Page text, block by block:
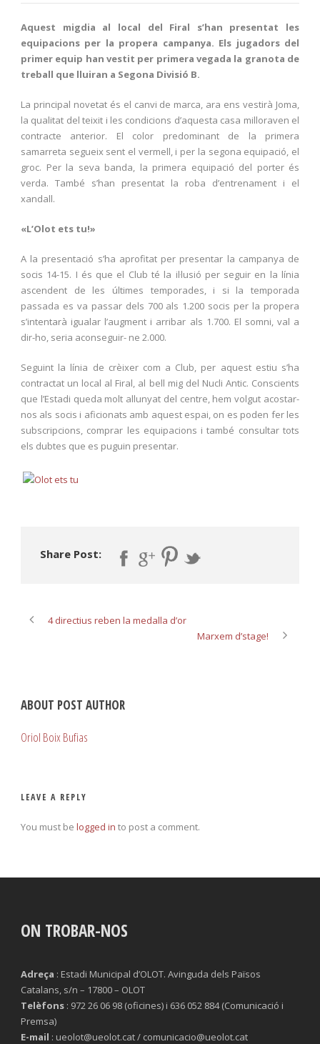
Aquest migdia al local del Firal s’han presentat les
equipacions per la propera campanya. Els jugadors del
primer equip han vestit per primera vegada la granota de
treball que lluiran a Segona Divisió B.
La principal novetat és el canvi de marca, ara ens vestirà Joma,
la qualitat del teixit i les condicions d’aquesta casa milloraven el
contracte anterior. El color predominant de la primera
samarreta segueix sent el vermell, i per la segona equipació, el
groc. Per la seva banda, la primera equipació del porter és
verda. També s’han presentat la roba d’entrenament i el
xandall.
«L’Olot ets tu!»
A la presentació s’ha aprofitat per presentar la campanya de
socis 14-15. I és que el Club té la il·lusió per seguir en la línia
ascendent de les últimes temporades, i si la temporada
passada es va passar dels 700 als 1.200 socis per la propera
s’intentarà igualar l’augment i arribar als 1.700. El somni, val a
dir-ho, seria aconseguir- ne 2.000.
Seguint la línia de crèixer com a Club, per aquest estiu s’ha
contractat un local al Firal, al bell mig del Nucli Antic. Conscients
que l’Estadi queda molt allunyat del centre, hem volgut acostar-
nos als socis i aficionats amb aquest espai, on es poden fer les
subscripcions, comprar les equipacions i també consultar tots
els dubtes que es puguin presentar.
Share Post:
4 directius reben la medalla d’or
Marxem d’stage!
ABOUT POST AUTHOR
Oriol Boix Bufias
LEAVE A REPLY
You must be logged in to post a comment.
ON TROBAR-NOS
Adreça : Estadi Municipal d’OLOT. Avinguda dels Països
Catalans, s/n – 17800 – OLOT
Telèfons : 972 26 06 98 (oficines) i 636 052 884 (Comunicació i
Premsa)
E-mail : ueolot@ueolot.cat / comunicacio@ueolot.cat